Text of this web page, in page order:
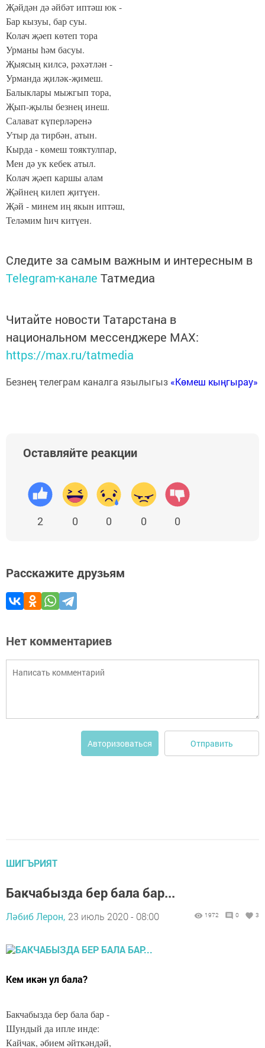
Җәйдән дә әйбәт иптәш юк -
Бар кызуы, бар суы.
Колач җәеп көтеп тора
Урманы һәм басуы.
Җыясың килсә, рәхәтлән -
Урманда җиләк-җимеш.
Балыклары мыжгып тора,
Җып-җылы безнең инеш.
Салават күперләренә
Утыр да тирбән, атын.
Кырда - көмеш тояктулпар,
Мен дә ук кебек атыл.
Колач җәеп каршы алам
Җәйнең килеп җитүен.
Җәй - минем иң якын иптәш,
Теләмим һич китүен.
Следите за самым важным и интересным в
Telegram-канале Татмедиа
Читайте новости Татарстана в
национальном мессенджере MАХ:
https://max.ru/tatmedia
Безнең телеграм каналга язылыгыз «Көмеш кыңгырау»
Оставляйте реакции
2 0 0 0 0
Расскажите друзьям
Нет комментариев
Авторизоваться Отправить
ШИГЪРИЯТ
Бакчабызда бер бала бар...
Ләбиб Лерон, 23 июль 2020 - 08:00 1972 0 3
Кем икән ул бала?
Бакчабызда бер бала бар -
Шундый да ипле инде:
Кайчак, әбием әйткәндәй,